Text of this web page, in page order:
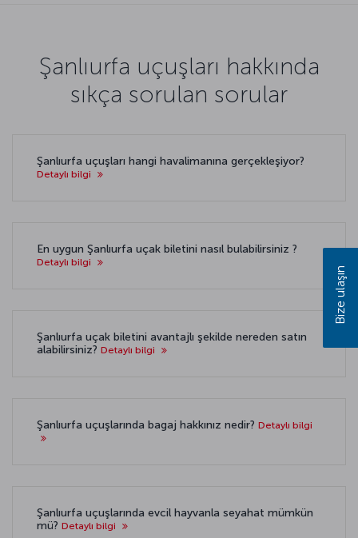
Şanlıurfa uçuşları hakkında
sıkça sorulan sorular
Şanlıurfa uçuşları hangi havalimanına gerçekleşiyor?
Detaylı bilgi
En uygun Şanlıurfa uçak biletini nasıl bulabilirsiniz ?
Detaylı bilgi
Şanlıurfa uçak biletini avantajlı şekilde nereden satın
alabilirsiniz? Detaylı bilgi
Şanlıurfa uçuşlarında bagaj hakkınız nedir? Detaylı bilgi
Şanlıurfa uçuşlarında evcil hayvanla seyahat mümkün
mü? Detaylı bilgi
Bize ulaşın